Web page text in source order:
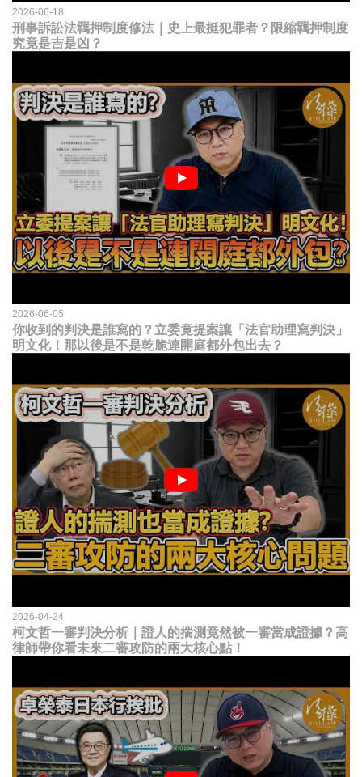
2026-06-18
刑事訴訟法羈押制度修法｜史上最挺犯罪者？限縮羈押制度
究竟是吉是凶？
2026-06-05
你收到的判決是誰寫的？立委竟提案讓「法官助理寫判決」
明文化！那以後是不是乾脆連開庭都外包出去？
2026-04-24
柯文哲一審判決分析｜證人的揣測竟然被一審當成證據？高
律師帶你看未來二審攻防的兩大核心點！